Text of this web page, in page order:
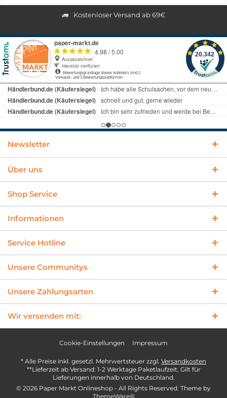
Kostenloser Versand ab 69€
Newsletter
Über uns
Shop Service
Informationen
Service Hotline
Unsere Communitys
Unsere Zahlungsarten
Wir versenden mit:
Cookie-Einstellungen Impressum
* Alle Preise inkl. gesetzl. Mehrwertsteuer zzgl. Versandkosten
**Lieferzeit ab Versand: 1-2 Werktage Paketlaufzeit. Gilt für
Lieferungen innerhalb von Deutschland.
© 2026 Paper Markt Onlineshop - All Rights Reserved. Theme by
ThemeWare®